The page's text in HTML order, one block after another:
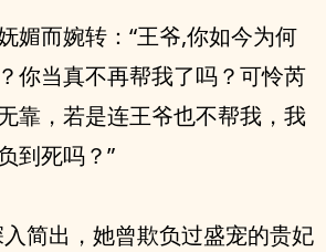
媚而婉转：“王爷,你如今为何
你当真不再帮我了吗？可怜芮
靠，若是连王爷也不帮我，我
到死吗？”
简出，她曾欺负过盛宠的贵妃